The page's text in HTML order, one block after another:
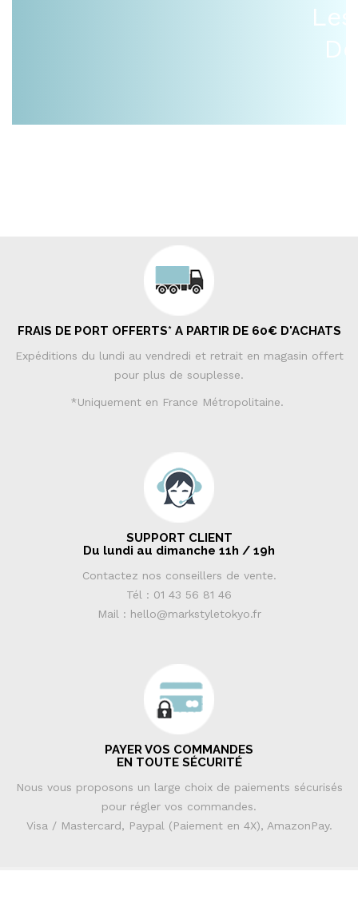
FRAIS DE PORT OFFERTS* A PARTIR DE 60€ D'ACHATS
Expéditions du lundi au vendredi et retrait en magasin offert
pour plus de souplesse.
*Uniquement en France Métropolitaine.
SUPPORT CLIENT
Du lundi au dimanche 11h / 19h
Contactez nos conseillers de vente.
Tél : 01 43 56 81 46
Mail : hello@markstyletokyo.fr
PAYER VOS COMMANDES
EN TOUTE SÉCURITÉ
Nous vous proposons un large choix de paiements sécurisés
pour régler vos commandes.
Visa / Mastercard, Paypal (Paiement en 4X), AmazonPay.